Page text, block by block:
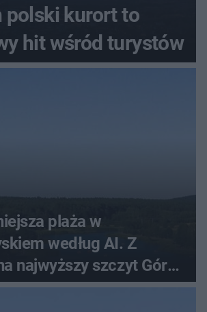
polski kurort to
hit wśród turystów
plaża w
według AI. Z
najwyższy szczyt Gór